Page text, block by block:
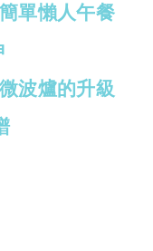
單懶人午餐
波爐的升級